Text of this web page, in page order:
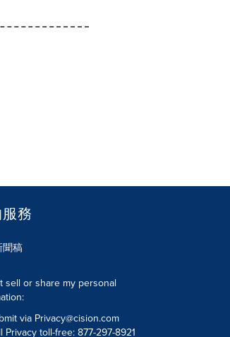
務
稿
sell or share my personal
via Privacy@cision.com
Privacy toll-free: 877-297-8921